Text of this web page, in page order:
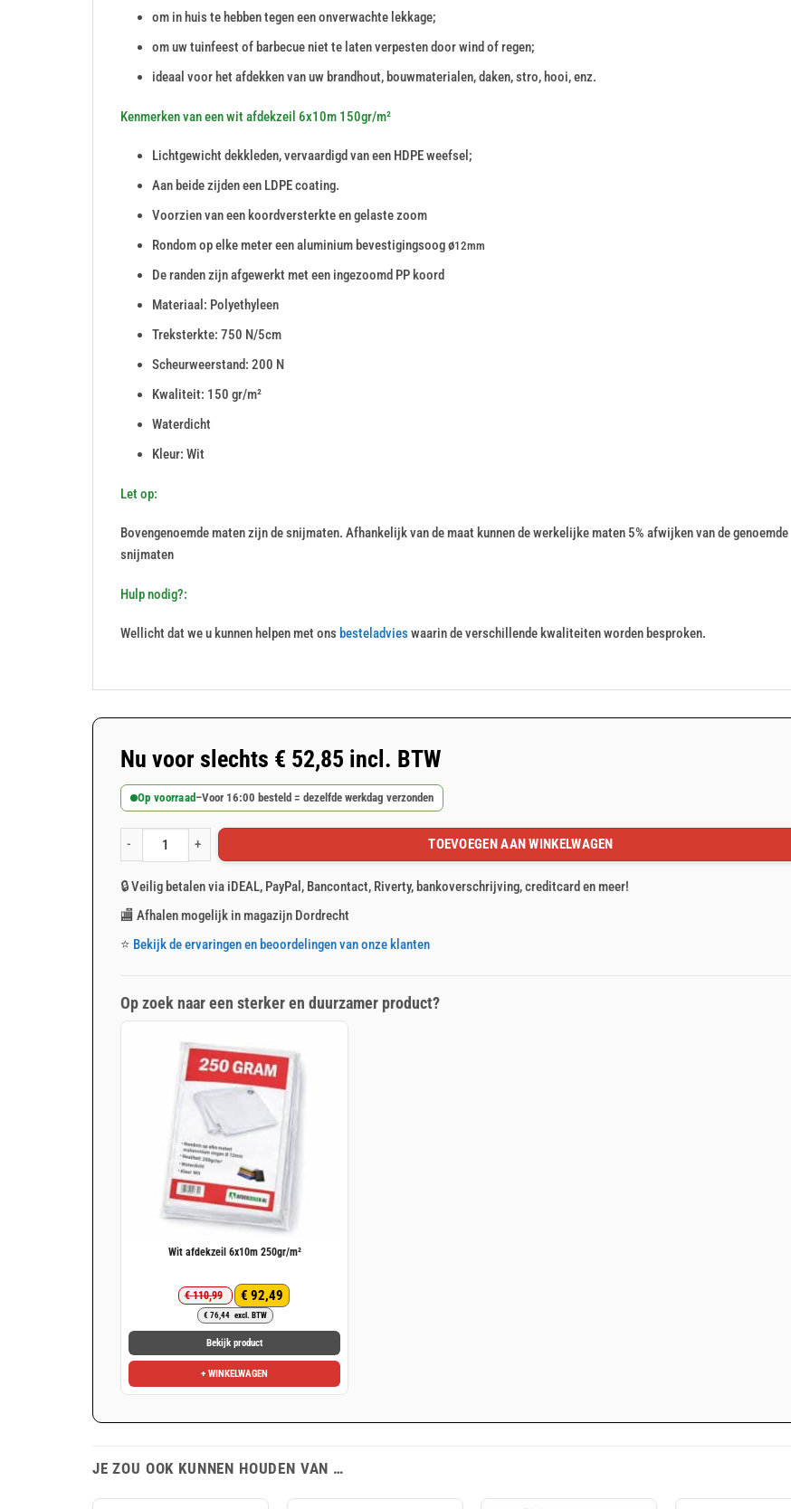
om in huis te hebben tegen een onverwachte lekkage;
om uw tuinfeest of barbecue niet te laten verpesten door wind of regen;
ideaal voor het afdekken van uw brandhout, bouwmaterialen, daken, stro, hooi, enz.
Kenmerken van een wit afdekzeil 6x10m 150gr/m²
Lichtgewicht dekkleden, vervaardigd van een HDPE weefsel;
Aan beide zijden een LDPE coating.
Voorzien van een koordversterkte en gelaste zoom
Rondom op elke meter een aluminium bevestigingsoog ø12mm
De randen zijn afgewerkt met een ingezoomd PP koord
Materiaal: Polyethyleen
Treksterkte: 750 N/5cm
Scheurweerstand: 200 N
Kwaliteit: 150 gr/m²
Waterdicht
Kleur: Wit
Let op:
Bovengenoemde maten zijn de snijmaten. Afhankelijk van de maat kunnen de werkelijke maten 5% afwijken van de genoemde
snijmaten
Hulp nodig?:
Wellicht dat we u kunnen helpen met ons besteladvieswaarin de verschillende kwaliteiten worden besproken.
Nu voor slechts € 52,85 incl. BTW
Op voorraad –Voor 16:00 besteld = dezelfde werkdag verzonden
Wit afdekzeil 6x10m 150gr/m² aantal TOEVOEGEN AAN WINKELWAGEN
🔒 Veilig betalen via iDEAL, PayPal, Bancontact, Riverty, bankoverschrijving, creditcard en meer!
🏬 Afhalen mogelijk in magazijn Dordrecht
⭐ Bekijk de ervaringen en beoordelingen van onze klanten
Op zoek naar een sterker en duurzamer product?
Wit afdekzeil 6x10m 250gr/m²
€110,99
Oorspronkelijke
prijs
was:
€ 110,99.
€ 92,49
Huidige
prijs
is:
€ 92,49.
€ 76,44 excl. BTW
Bekijk product
+ WINKELWAGEN
JE ZOU OOK KUNNEN HOUDEN VAN …